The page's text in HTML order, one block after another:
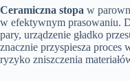
Ceramiczna stopa w
w efektywnym prasowaniu.
pary, urządzenie gładko
znacznie przyspiesza proces
ryzyko zniszczenia